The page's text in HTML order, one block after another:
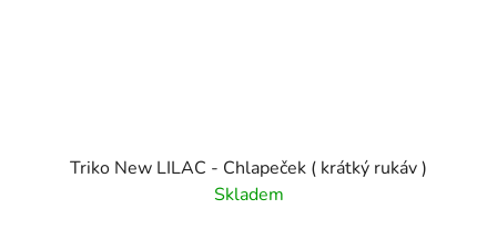
Triko New LILAC - Chlapeček ( krátký rukáv )
Skladem